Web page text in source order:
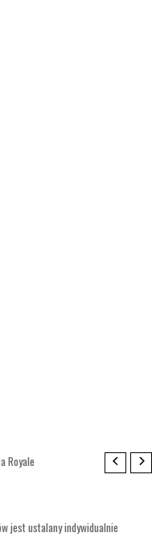
Royale
jest ustalany indywidualnie